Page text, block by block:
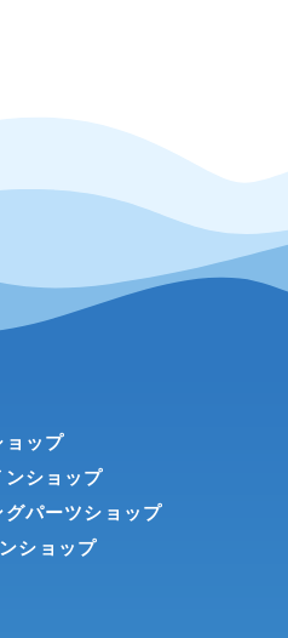
ョップ
ショップ
パーツショップ
ショップ